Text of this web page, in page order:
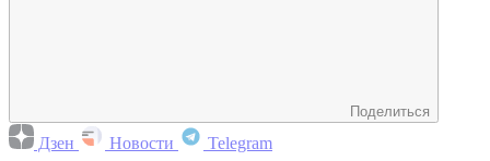
Поделиться
Дзен Новости Telegram